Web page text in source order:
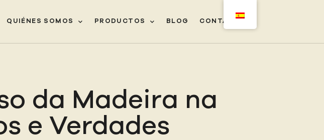
QUIÉNES SOMOS PRODUCTOS BLOG CONTACTO
da Madeira na
e Verdades